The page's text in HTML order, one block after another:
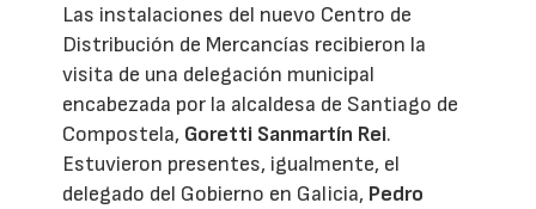
Las instalaciones del nuevo Centro de
Distribución de Mercancías recibieron la
visita de una delegación municipal
encabezada por la alcaldesa de Santiago de
Compostela, Goretti Sanmartín Rei.
Estuvieron presentes, igualmente, el
delegado del Gobierno en Galicia, Pedro